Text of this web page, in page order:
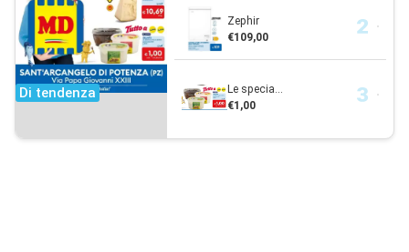
Di tendenza
Zephir
€109,00
Le specia...
€1,00